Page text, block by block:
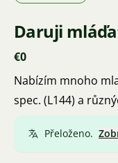
Daruji
€0
Nabízím mnoho
spec. (L144) a
Přeloženo.